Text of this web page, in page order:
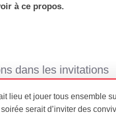
à ce propos.
dans les invitations
lieu et jouer tous ensemble
serait d’inviter des